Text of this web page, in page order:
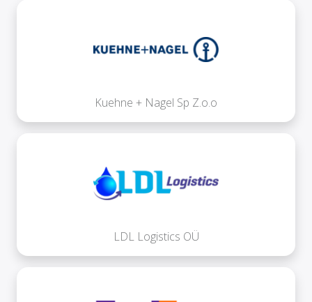
Kuehne + Nagel Sp Z.o.o
LDL Logistics OÜ